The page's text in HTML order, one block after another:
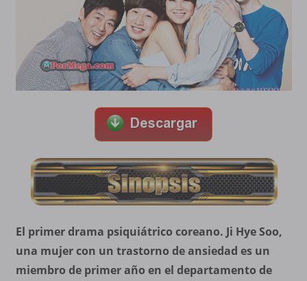
El primer drama psiquiátrico coreano. Ji Hye Soo,
una mujer con un trastorno de ansiedad es un
miembro de primer año en el departamento de